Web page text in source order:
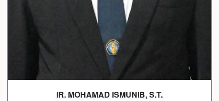
IR. MOHAMAD ISMUNIB, S.T.